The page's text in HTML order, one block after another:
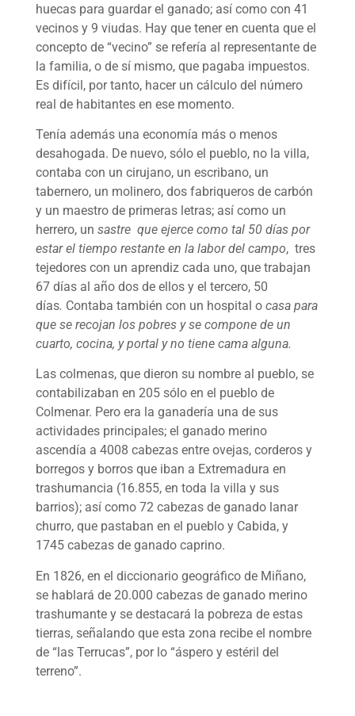
huecas para guardar el ganado; así como con 41
vecinos y 9 viudas. Hay que tener en cuenta que el
concepto de “vecino” se refería al representante de
la familia, o de sí mismo, que pagaba impuestos.
Es difícil, por tanto, hacer un cálculo del número
real de habitantes en ese momento.
Tenía además una economía más o menos
desahogada. De nuevo, sólo el pueblo, no la villa,
contaba con un cirujano, un escribano, un
tabernero, un molinero, dos fabriqueros de carbón
y un maestro de primeras letras; así como un
herrero, un sastre que ejerce como tal 50 días por
estar el tiempo restante en la labor del campo, tres
tejedores con un aprendiz cada uno, que trabajan
67 días al año dos de ellos y el tercero, 50
días. Contaba también con un hospital o casa para
que se recojan los pobres y se compone de un
cuarto, cocina, y portal y no tiene cama alguna.
Las colmenas, que dieron su nombre al pueblo, se
contabilizaban en 205 sólo en el pueblo de
Colmenar. Pero era la ganadería una de sus
actividades principales; el ganado merino
ascendía a 4008 cabezas entre ovejas, corderos y
borregos y borros que iban a Extremadura en
trashumancia (16.855, en toda la villa y sus
barrios); así como 72 cabezas de ganado lanar
churro, que pastaban en el pueblo y Cabida, y
1745 cabezas de ganado caprino.
En 1826, en el diccionario geográfico de Miñano,
se hablará de 20.000 cabezas de ganado merino
trashumante y se destacará la pobreza de estas
tierras, señalando que esta zona recibe el nombre
de “las Terrucas”, por lo “áspero y estéril del
terreno”.